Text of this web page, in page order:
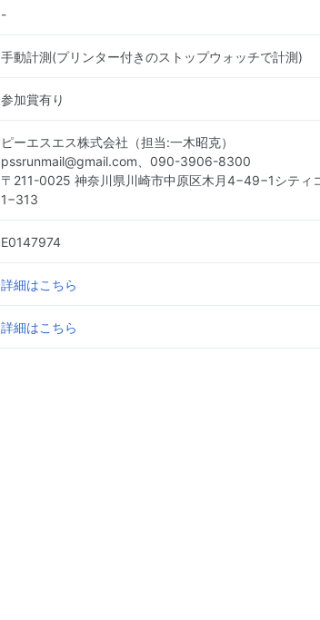
-
手動計測(プリンター付きのストップウォッチで計測)
参加賞有り
ピーエスエス株式会社（担当:一木昭克）
pssrunmail@gmail.com、090-3906-8300
〒211-0025 神奈川県川崎市中原区木月4−49−1シティ
1−313
E0147974
詳細はこちら
詳細はこちら